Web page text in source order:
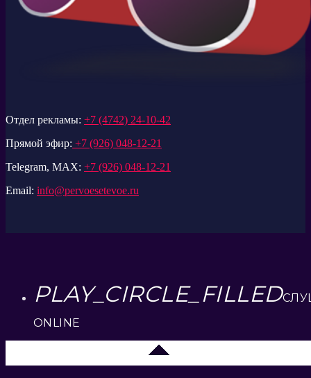
Отдел рекламы: +7 (4742) 24-10-42
Прямой эфир: +7 (926) 048-12-21
Telegram, MAX: +7 (926) 048-12-21
Email: info@pervoesetevoe.ru
PLAY_CIRCLE_FILLED
ONLINE